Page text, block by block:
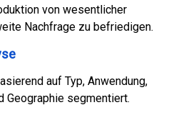
von wesentlicher
Nachfrage zu befriedigen.
auf Typ, Anwendung,
Geographie segmentiert.